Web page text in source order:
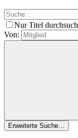
Nur Titel
Von:
Erweiterte Suche…